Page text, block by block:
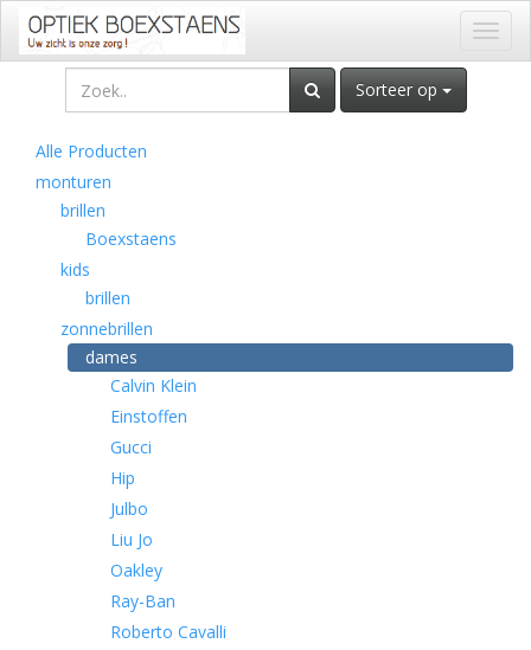
Sorteer op
Alle Producten
monturen
brillen
Boexstaens
kids
brillen
zonnebrillen
dames
Calvin Klein
Einstoffen
Gucci
Hip
Julbo
Liu Jo
Oakley
Ray-Ban
Roberto Cavalli